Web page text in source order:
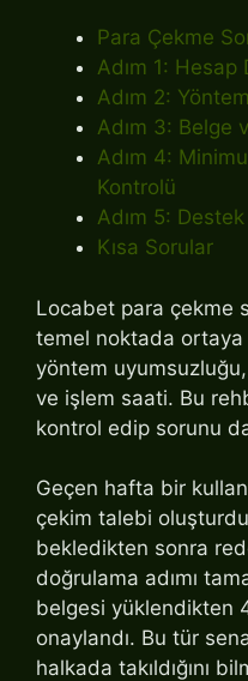
Para Çekme
Adım 1: Hesap
Adım 2:
Adım 3: Belge
Adım 4:
Kontrolü
Adım 5: Destek
Kısa Sorular
Locabet para çekme
temel noktada ortaya
yöntem
ve işlem saati. Bu
kontrol edip sorunu
Geçen hafta bir
çekim talebi
bekledikten sonra
doğrulama adımı
belgesi yüklendikten
onaylandı. Bu tür
halkada takıldığını